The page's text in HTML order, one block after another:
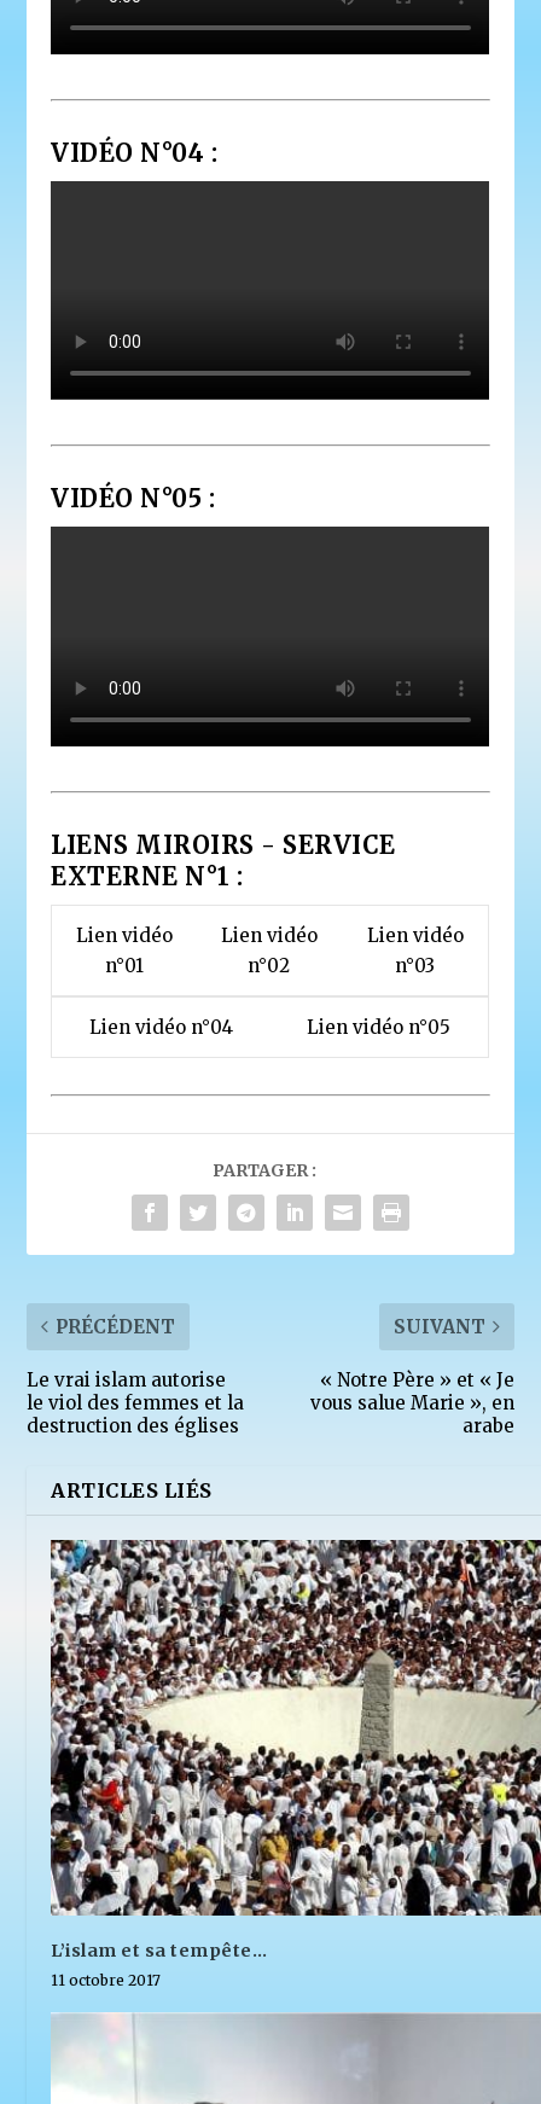
VIDÉO N°04 :
VIDÉO N°05 :
LIENS MIROIRS - SERVICE
EXTERNE N°1 :
Lien vidéo
n°01
Lien vidéo
n°02
Lien vidéo
n°03
Lien vidéo n°04 Lien vidéo n°05
PARTAGER :
PRÉCÉDENT
Le vrai islam autorise
le viol des femmes et la
destruction des églises
SUIVANT
« Notre Père » et « Je
vous salue Marie », en
arabe
ARTICLES LIÉS
L’islam et sa tempête…
11 octobre 2017